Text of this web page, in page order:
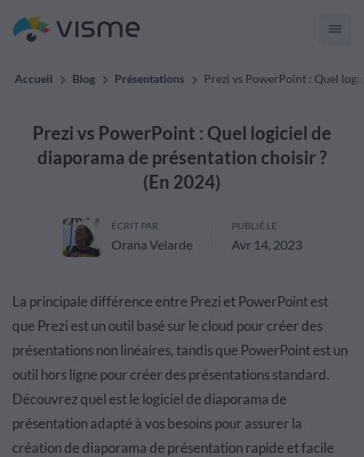
Accueil Blog Présentations Prezi vs PowerPoint : Quel
Prezi vs PowerPoint : Quel logiciel de
diaporama de présentation choisir ?
(En 2024)
ÉCRIT PAR
Orana Velarde
PUBLIÉ LE
Avr 14, 2023
La principale différence entre Prezi et PowerPoint est
que Prezi est un outil basé sur le cloud pour créer des
présentations non linéaires, tandis que PowerPoint est un
outil hors ligne pour créer des présentations standard.
Découvrez quel est le logiciel de diaporama de
présentation adapté à vos besoins pour assurer la
création de diaporama de présentation rapide et facile